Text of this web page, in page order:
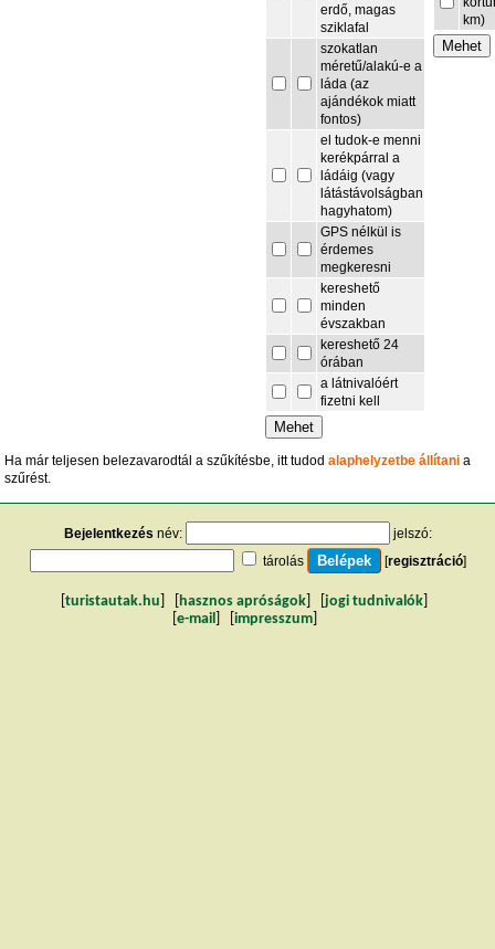
erdő, magas
sziklafal
szokatlan
méretű/alakú-e a
láda (az
ajándékok miatt
fontos)
el tudok-e menni
kerékpárral a
ládáig (vagy
látástávolságban
hagyhatom)
GPS nélkül is
érdemes
megkeresni
kereshető
minden
évszakban
kereshető 24
órában
a látnivalóért
fizetni kell
km)
Ha már teljesen belezavarodtál a szűkítésbe, itt tudodalaphelyzetbe állítani a
szűrést.
Bejelentkezés név:
jelszó:
tárolás
[regisztráció]
turistautak.hu hasznos apróságok jogi tudnivalók
e-mail impresszum]